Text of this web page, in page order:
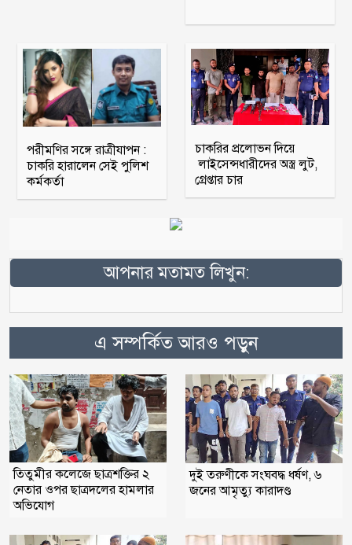
পরীমণির সঙ্গে রাত্রীযাপন :
চাকরি হারালেন সেই পুলিশ
কর্মকর্তা
চাকরির প্রলোভন দিয়ে
লাইসেন্সধারীদের অস্ত্র লুট,
গ্রেপ্তার চার
আপনার মতামত লিখুন:
এ সম্পর্কিত আরও পড়ুন
তিতুমীর কলেজে ছাত্রশক্তির ২
নেতার ওপর ছাত্রদলের হামলার
অভিযোগ
দুই তরুণীকে সংঘবদ্ধ ধর্ষণ, ৬
জনের আমৃত্যু কারাদণ্ড